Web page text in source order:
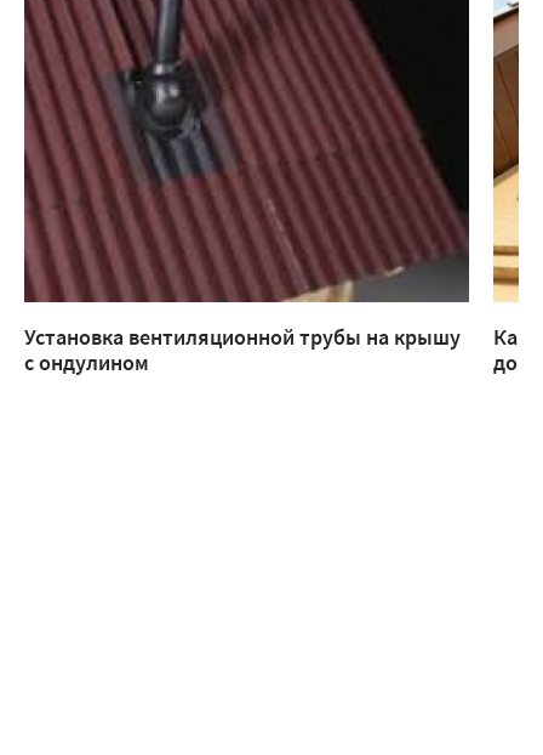
Установка вентиляционной трубы на крышу
с ондулином
Как